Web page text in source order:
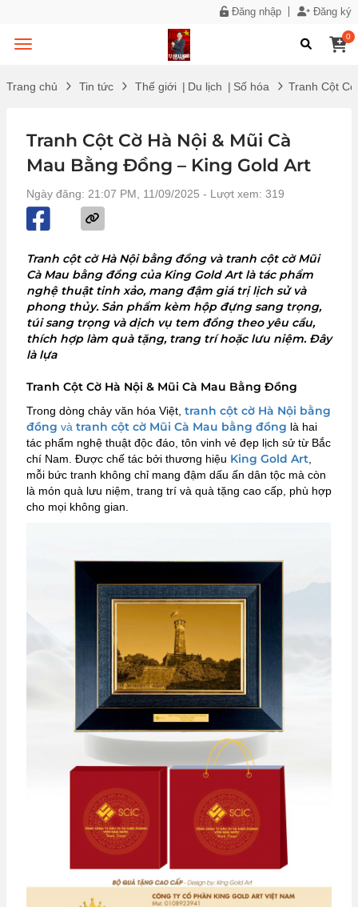
Đăng nhập Đăng ký
0
Trang chủ Tin tức Thế giới | Du lịch | Số hóa Tranh Cột
Tranh Cột Cờ Hà Nội & Mũi Cà
Mau Bằng Đồng – King Gold Art
Ngày đăng: 21:07 PM, 11/09/2025 - Lượt xem: 319
Tranh cột cờ Hà Nội bằng đồng và tranh cột cờ Mũi
Cà Mau bằng đồng của King Gold Art là tác phẩm
nghệ thuật tinh xảo, mang đậm giá trị lịch sử và
phong thủy. Sản phẩm kèm hộp đựng sang trọng,
túi sang trọng và dịch vụ tem đồng theo yêu cầu,
thích hợp làm quà tặng, trang trí hoặc lưu niệm. Đây
là lựa
Tranh Cột Cờ Hà Nội & Mũi Cà Mau Bằng Đồng
Trong dòng chảy văn hóa Việt, tranh cột cờ Hà Nội bằng
đồng và tranh cột cờ Mũi Cà Mau bằng đồng là hai
tác phẩm nghệ thuật độc đáo, tôn vinh vẻ đẹp lịch sử từ Bắc
chí Nam. Được chế tác bởi thương hiệu King Gold Art
mỗi bức tranh không chỉ mang đậm dấu ấn dân tộc mà còn
là món quà lưu niệm, trang trí và quà tặng cao cấp, phù hợp
cho mọi không gian.